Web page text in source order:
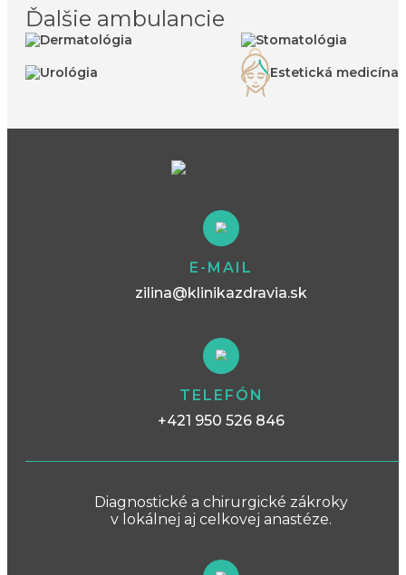
Ďalšie ambulancie
Dermatológia
Stomatológia
Urológia
Estetická medicína
E-MAIL
zilina@klinikazdravia.sk
TELEFÓN
+421 950 526 846
Diagnostické a chirurgické zákroky
v lokálnej aj celkovej anastéze.